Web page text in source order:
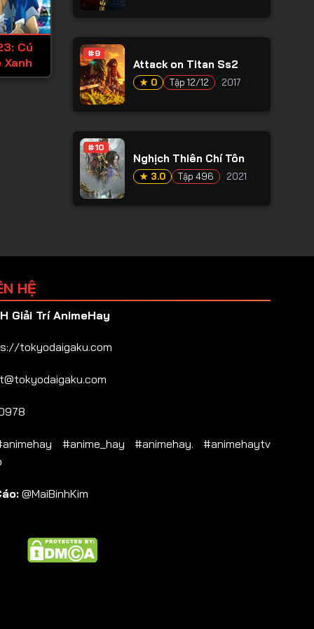
Cú
Xanh
#9
Attack on Titan Ss2
★ 0 Tập 12/12 2017
#10
Nghịch Thiên Chí Tôn
★ 3.0 Tập 496 2021
HỆ
Giải Trí AnimeHay
tokyodaigaku.com
#anime_hay #animehay. #animehaytv
@MaiBinhKim